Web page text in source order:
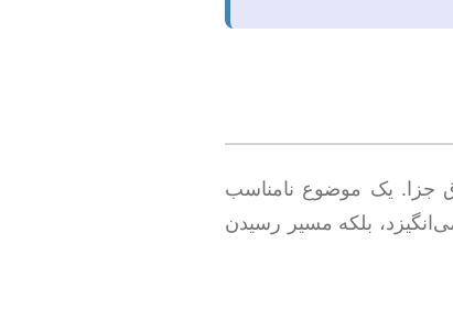
جزا. یک موضوع نامناسب
بلکه مسیر رسیدن